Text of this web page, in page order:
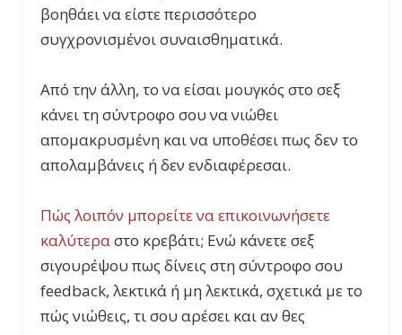
βοηθάει να είστε περισσότερο
συγχρονισμένοι συναισθηματικά.
Από την άλλη, το να είσαι μουγκός στο σεξ
κάνει τη σύντροφο σου να νιώθει
απομακρυσμένη και να υποθέσει πως δεν το
απολαμβάνεις ή δεν ενδιαφέρεσαι.
Πώς λοιπόν μπορείτε να επικοινωνήσετε
καλύτεραστο κρεβάτι; Ενώ κάνετε σεξ
σιγουρέψου πως δίνεις στη σύντροφο σου
feedback, λεκτικά ή μη λεκτικά, σχετικά με το
πώς νιώθεις, τι σου αρέσει και αν θες